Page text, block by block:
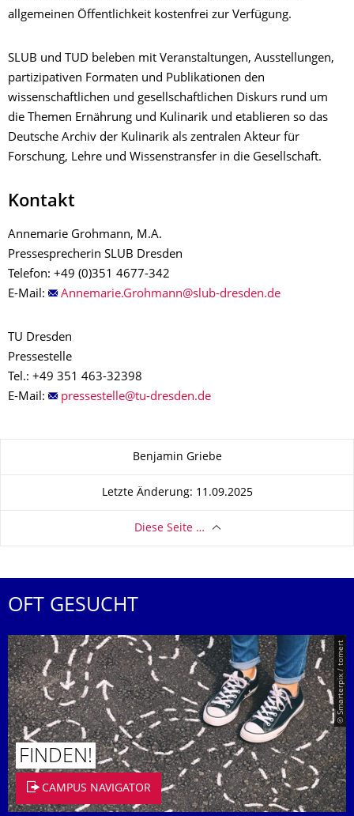
allgemeinen Öffentlichkeit kostenfrei zur Verfügung.
SLUB und TUD beleben mit Veranstaltungen, Ausstellungen,
partizipativen Formaten und Publikationen den
wissenschaftlichen und gesellschaftlichen Diskurs rund um
die Themen Ernährung und Kulinarik und etablieren so das
Deutsche Archiv der Kulinarik als zentralen Akteur für
Forschung, Lehre und Wissenstransfer in die Gesellschaft.
Kontakt
Annemarie Grohmann, M.A.
Pressesprecherin SLUB Dresden
Telefon: +49 (0)351 4677-342
E-Mail:
TU Dresden
Pressestelle
Tel.: +49 351 463-32398
E-Mail:
Benjamin Griebe
Letzte Änderung: 11.09.2025
Diese Seite …
OFT GESUCHT
© Smarterpix / tomert
FINDEN!
CAMPUS NAVIGATOR